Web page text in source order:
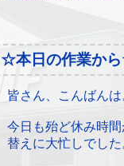
☆本日の作業か
皆さん、こんばんは
今日も殆ど休み時
替えに大忙しでした